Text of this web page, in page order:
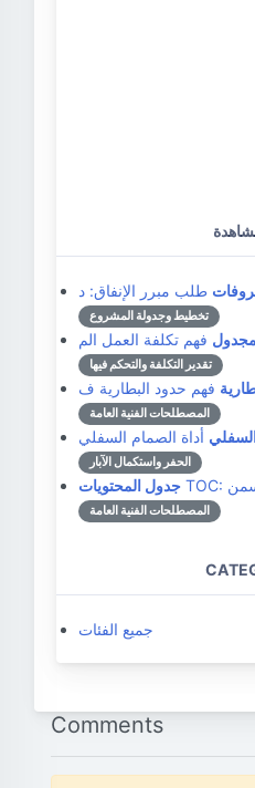
تخطيط وجدولة المشروع
تقدير التكلفة والتحكم فيها
المصطلحات الفنية العامة
الحفر واستكمال الآبار
جدول المحتويات
المصطلحات الفنية العامة
جميع الفئات
Comments